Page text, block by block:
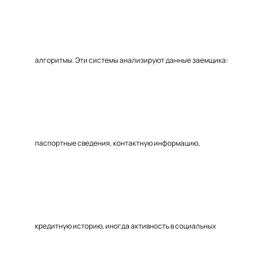
алгоритмы. Эти системы анализируют данные заемщика:
паспортные сведения, контактную информацию,
кредитную историю, иногда активность в социальных